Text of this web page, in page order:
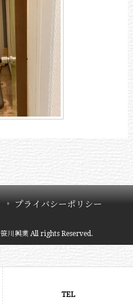
プライバシーポリシー
川興業 All rights Reserved.
TEL